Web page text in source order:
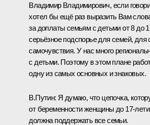
Владимир Владимирович, если
хотел бы ещё раз выразить Вам
за доплаты семьям с детьми от 8 до
серьёзное подспорье для семей, для
самочувствия. У нас много
с детьми. Поэтому в этом плане
одну из самых основных и знаковых.
В.Путин: Я думаю, что цепочка,
от беременности женщины до 17-
должна поддержать все семьи.